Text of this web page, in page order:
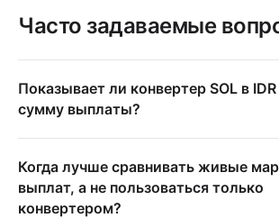
Часто задаваемые
Показывает ли конвертер SOL в
сумму выплаты?
Когда лучше сравнивать живые
выплат, а не пользоваться только
конвертером?